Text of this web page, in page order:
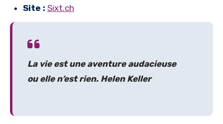
Site : Sixt.ch
La vie est une aventure audacieuse
ou elle n’est rien. Helen Keller